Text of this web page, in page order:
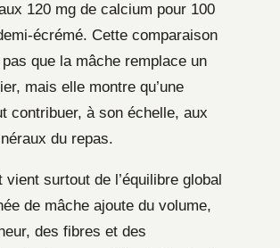
120 mg de calcium pour 100
écrémé. Cette comparaison
que la mâche remplace un
mais elle montre qu’une
contribuer, à son échelle, aux
du repas.
vient surtout de l’équilibre global
de mâche ajoute du volume,
des fibres et des